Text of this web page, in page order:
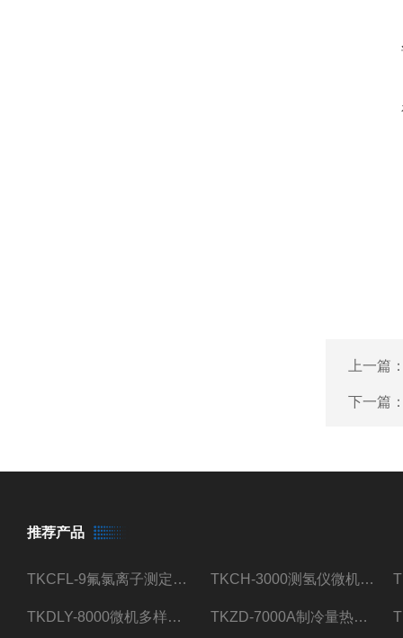
上一篇
下一篇
推荐产品
TKCFL-9氟氯离子测定仪自动煤质检测 TKCH-3000测氢仪微机氢元素测定煤质检测
TKDLY-8000微机多样测硫仪自动定硫仪化验室硫含量测定 TKZD-7000A制冷量热仪自动升降热值仪煤质检测